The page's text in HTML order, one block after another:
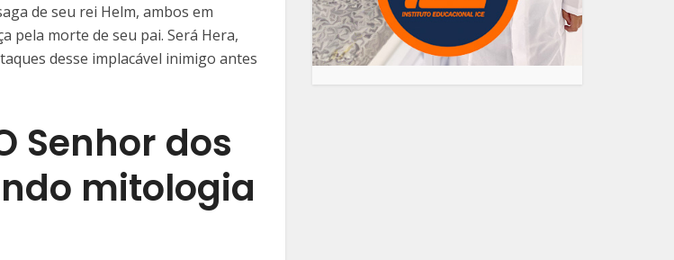
de seu rei Helm, ambos em
pela morte de seu pai. Será Hera,
desse implacável inimigo antes
Senhor dos
mitologia